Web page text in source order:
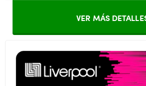
VER MÁS